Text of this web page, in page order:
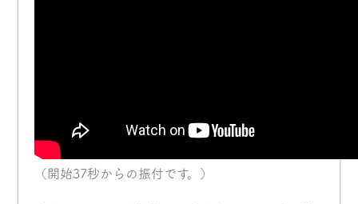
（開始37秒からの振付です。）